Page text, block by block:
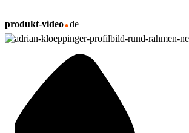
produkt-video.de